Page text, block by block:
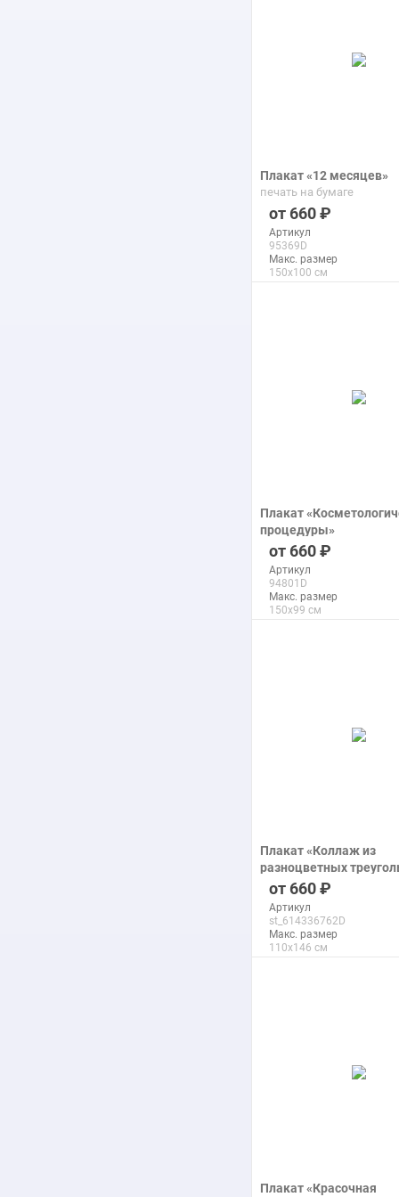
Плакат «12 месяцев»
печать на бумаге
660
Артикул
95369D
Макс. размер
150x100 см
Плакат
процедуры»
печать на бумаге
660
Артикул
94801D
Макс. размер
150x99 см
Плакат «Коллаж из
разноцветных
фоне мраморной
печать на бумаге
660
Артикул
st_614336762D
Макс. размер
110x146 см
Плакат «Красочная